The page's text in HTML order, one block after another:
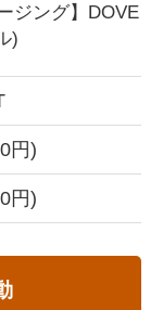
ジング】DOVE
)
円)
円)